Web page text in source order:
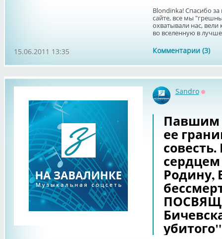
Blondinka! Спасибо
сайте, все мы
охватывали нас, вели
во вселенную в
Комментарии (3)
15.06.2011 13:35
Sandro
Павшим
ее
Родину,
убитого"